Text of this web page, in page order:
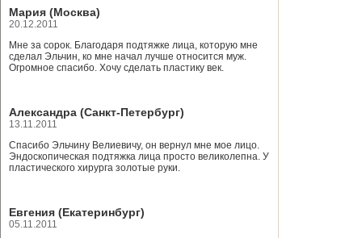
Мария (Москва)
20.12.2011
Мне за сорок. Благодаря подтяжке лица, которую мне
сделал Эльчин, ко мне начал лучше относится муж.
Огромное спасибо. Хочу сделать пластику век.
Александра (Санкт-Петербург)
13.11.2011
Спасибо Эльчину Велиевичу, он вернул мне мое лицо.
Эндоскопическая подтяжка лица просто великолепна. У
пластического хирурга золотые руки.
Евгения (Екатеринбург)
05.11.2011